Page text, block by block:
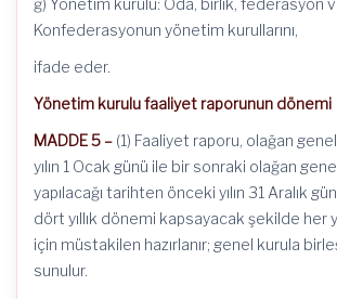
ğ) Yönetim kurulu: Oda, birlik, federasyon
Konfederasyonun yönetim kurullarını,
ifade eder.
Yönetim kurulu faaliyet raporunun dönemi
MADDE 5 – (1) Faaliyet raporu, olağan genel
yılın 1 Ocak günü ile bir sonraki olağan
yapılacağı tarihten önceki yılın 31 Aralık
dört yıllık dönemi kapsayacak şekilde her
için müstakilen hazırlanır; genel kurula
sunulur.